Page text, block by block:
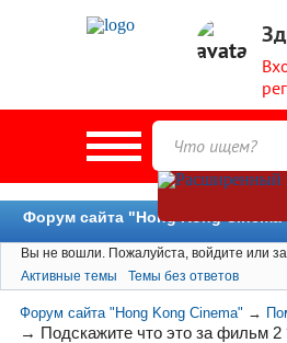
Форум сайта "Hong Kong Cinema"
Форум
Новости
Пользователи
Вы не вошли. Пожалуйста, войдите или
Активные темы
Темы без ответов
Форум сайта "Hong Kong Cinema" →
→ Подскажите что это за фильм 2